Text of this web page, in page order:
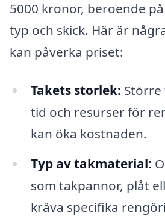
5000 kronor, beroende
typ och skick. Här är
kan påverka priset:
Takets storlek:
tid och resurser för
kan öka kostnaden.
Typ av takmaterial:
som takpannor, plåt
kräva specifika